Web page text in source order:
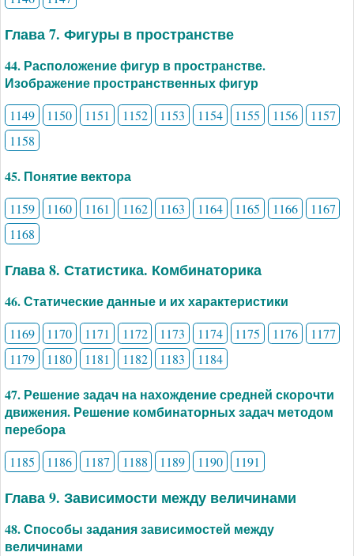
Глава 7. Фигуры в пространстве
44. Расположение фигур в пространстве.
Изображение пространственных фигур
1149 1150 1151 1152 1153 1154 1155 1156
1157
1158
45. Понятие вектора
1159 1160 1161 1162 1163 1164 1165 1166
1167
1168
Глава 8. Статистика. Комбинаторика
46. Статические данные и их характеристики
1169 1170 1171 1172 1173 1174 1175 1176
1177
1179
1180 1181 1182 1183 1184
47. Решение задач на нахождение средней скорочти
движения. Решение комбинаторных задач методом
перебора
1185 1186 1187 1188 1189 1190 1191
Глава 9. Зависимости между величинами
48. Способы задания зависимостей между
величинами